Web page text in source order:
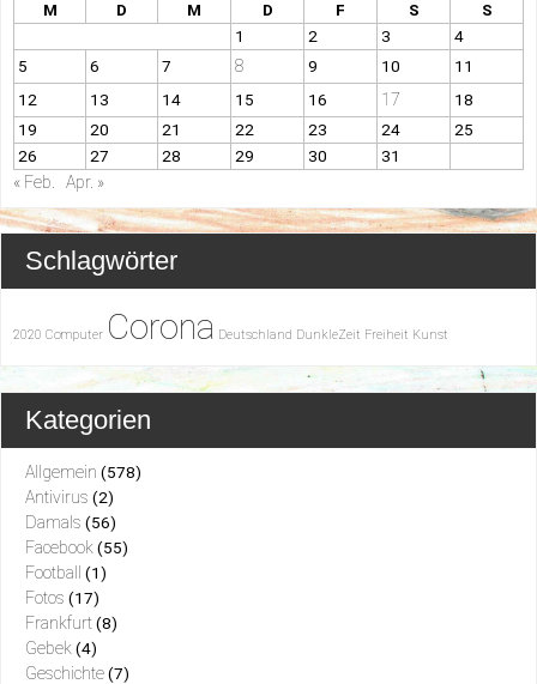
M
D M D F S
S
1
2 3
4
5
6 7 8 9 10
11
12
13 14 15 16 17
18
19
20 21 22 23 24
25
26
27 28 29 30 31
« Feb. Apr. »
Schlagwörter
2020 Computer Corona Deutschland DunkleZeit Freiheit Kunst
Kategorien
Allgemein (578)
Antivirus (2)
Damals (56)
Facebook (55)
Football (1)
Fotos (17)
Frankfurt (8)
Gebek (4)
Geschichte (7)